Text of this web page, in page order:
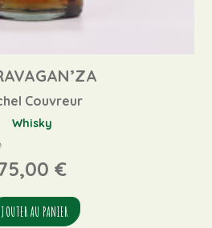
Couvreur
Whisky
€
AU PANIER